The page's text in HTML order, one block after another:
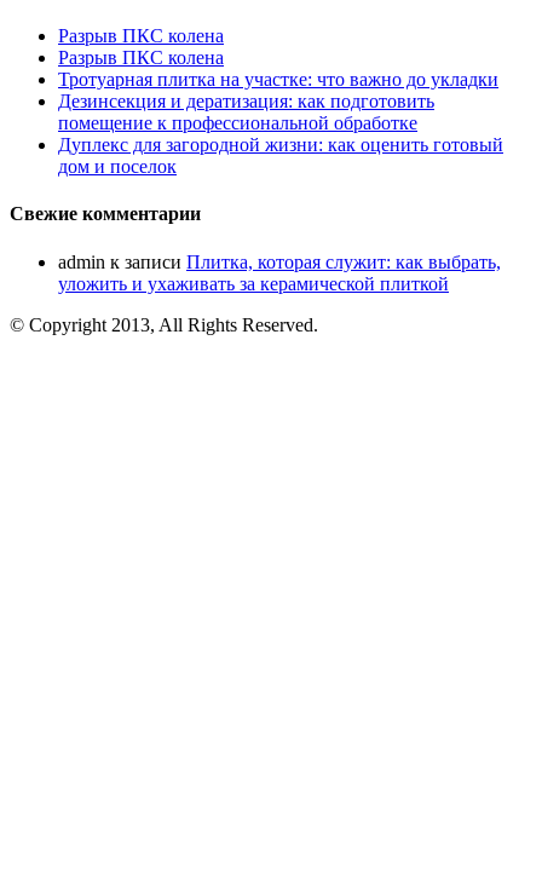
Разрыв ПКС колена
Разрыв ПКС колена
Тротуарная плитка на участке: что важно до укладки
Дезинсекция и дератизация: как подготовить
помещение к профессиональной обработке
Дуплекс для загородной жизни: как оценить готовый
дом и поселок
Свежие комментарии
admin к записи Плитка, которая служит: как выбрать,
уложить и ухаживать за керамической плиткой
© Copyright 2013, All Rights Reserved.